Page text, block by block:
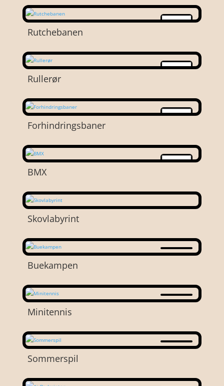
Rutchebanen
Rullerør
Forhindringsbaner
BMX
Skovlabyrint
Buekampen
Minitennis
Sommerspil